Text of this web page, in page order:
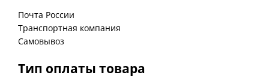
Почта России
Транспортная компания
Самовывоз
Тип оплаты товара